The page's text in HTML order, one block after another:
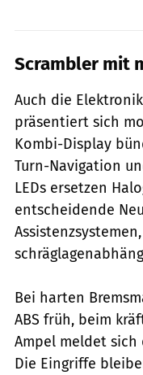
Scrambler mit
Auch die
präsentiert sich
Kombi-Display
Turn-Navigation
LEDs ersetzen
entscheidende
Bei harten
ABS früh, beim
Ampel meldet
Die Eingriffe